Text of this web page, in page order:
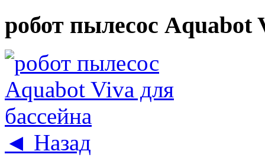
робот пылесос Aquabot
◄ Назад